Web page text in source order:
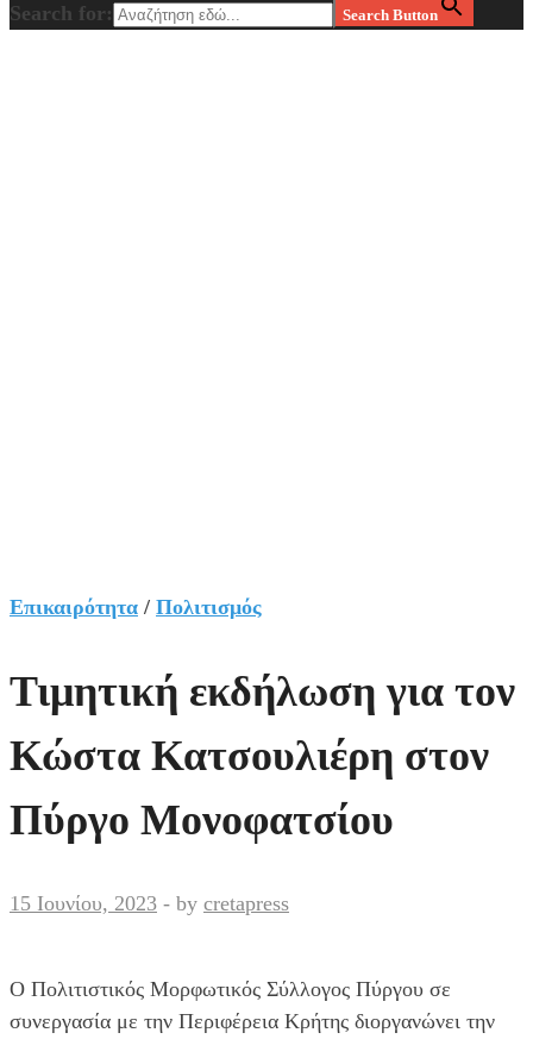
Search for: Search Button
Επικαιρότητα / Πολιτισμός
Τιμητική εκδήλωση για τον
Κώστα Κατσουλιέρη στον
Πύργο Μονοφατσίου
15 Ιουνίου, 2023 - by cretapress
Ο Πολιτιστικός Μορφωτικός Σύλλογος Πύργου σε
συνεργασία με την Περιφέρεια Κρήτης διοργανώνει την